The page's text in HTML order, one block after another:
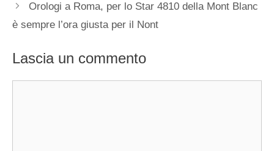
Orologi a Roma, per lo Star 4810 della Mont Blanc
è sempre l’ora giusta per il Nont
Lascia un commento